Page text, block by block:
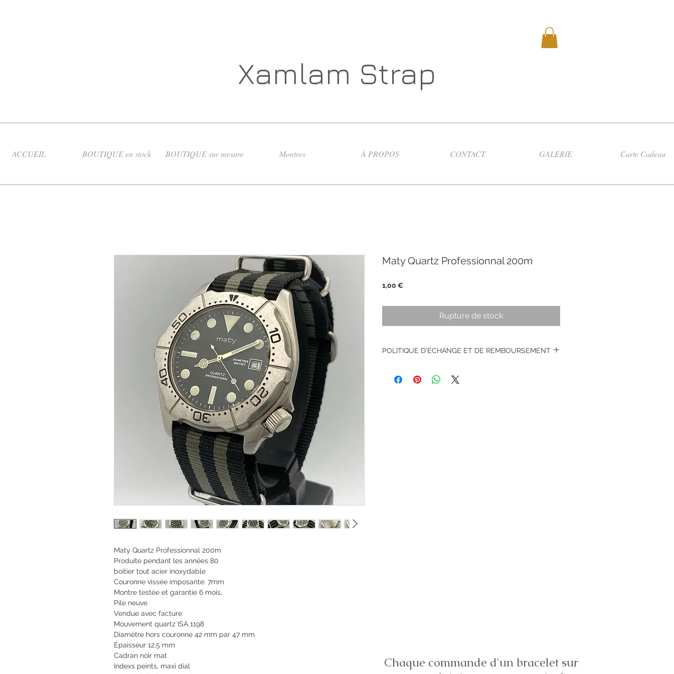
Xamlam Strap
ACCUEIL BOUTIQUE en stock BOUTIQUE sur mesure Montres À PROPOS CONTACT GALERIE Carte Cadeau
Maty Quartz Professionnal 200m
Produite pendant les années 80
boitier tout acier inoxydable
Couronne vissée imposante: 7mm
Montre testée et garantie 6 mois,
Pile neuve
Vendue avec facture
Mouvement quartz ISA 1198
Diamètre hors couronne 42 mm par 47 mm
Épaisseur 12,5 mm
Cadran noir mat
Indexs peints, maxi dial
Maty Quartz Professionnal 200m
1,00 €Prix
Rupture de stock
POLITIQUE D'ÉCHANGE ET DE REMBOURSEMENT
Chaque commande d'un bracelet sur